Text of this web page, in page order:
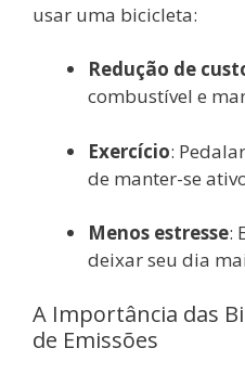
usar uma bicicleta:
Redução de
combustível e
Exercício:
de manter-se
Menos estresse:
deixar seu dia
A Importância das
de Emissões